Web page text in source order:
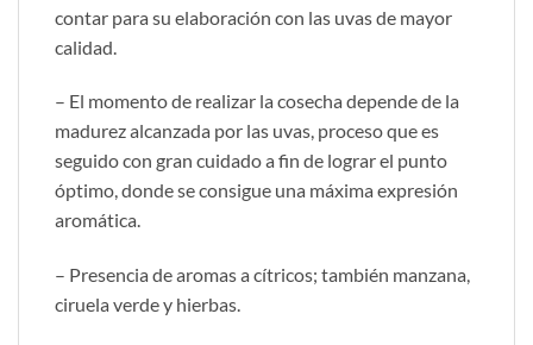
contar para su elaboración con las uvas de mayor
calidad.
– El momento de realizar la cosecha depende de la
madurez alcanzada por las uvas, proceso que es
seguido con gran cuidado a fin de lograr el punto
óptimo, donde se consigue una máxima expresión
aromática.
– Presencia de aromas a cítricos; también manzana,
ciruela verde y hierbas.